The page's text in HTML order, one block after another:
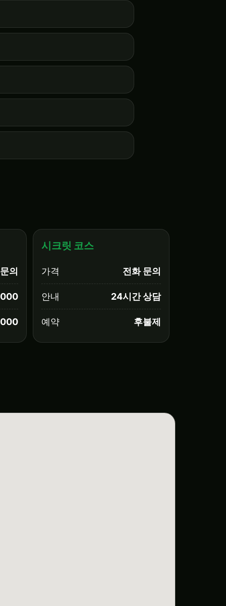
문의
시크릿 코스
가격 전화 문의
안내 24시간 상담
예약 후불제